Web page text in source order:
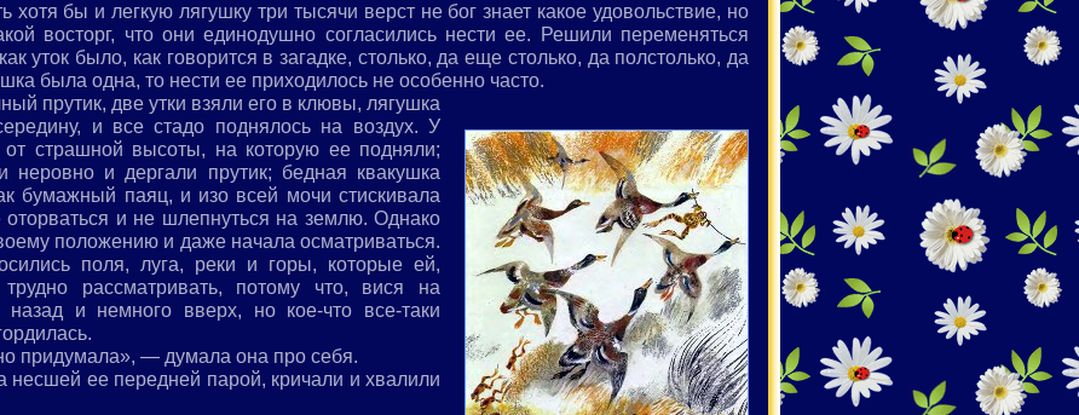
хотя бы и легкую лягушку три тысячи верст не бог знает какое удовольствие, но
восторг, что они единодушно согласились нести ее. Решили переменяться
уток было, как говорится в загадке, столько, да еще столько, да полстолько, да
была одна, то нести ее приходилось не особенно часто.
прутик, две утки взяли его в клювы, лягушка
и все стадо поднялось на воздух. У
от страшной высоты, на которую ее подняли;
неровно и дергали прутик; бедная квакушка
бумажный паяц, и изо всей мочи стискивала
и не шлепнуться на землю. Однако
положению и даже начала осматриваться.
поля, луга, реки и горы, которые ей,
рассматривать, потому что, вися на
назад и немного вверх, но кое-что все-таки
придумала», — думала она про себя.
несшей ее передней парой, кричали и хвалили